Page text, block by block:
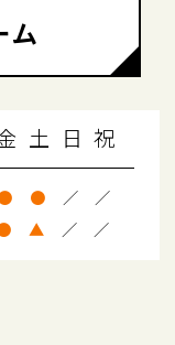
ム
土 日 祝
● ／ ／
▲ ／ ／